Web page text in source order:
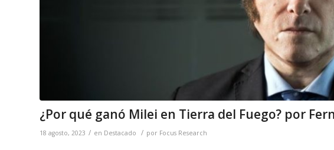
¿Por qué ganó Milei en Tierra del Fuego? por
18 agosto, 2023 / en Destacado / por Focus Research